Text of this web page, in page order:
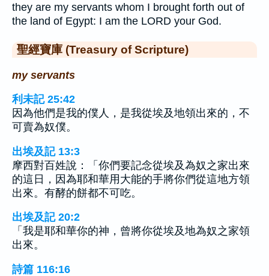
they are my servants whom I brought forth out of
the land of Egypt: I am the LORD your God.
聖經寶庫 (Treasury of Scripture)
my servants
利未記 25:42
因為他們是我的僕人，是我從埃及地領出來的，不
可賣為奴僕。
出埃及記 13:3
摩西對百姓說：「你們要記念從埃及為奴之家出來
的這日，因為耶和華用大能的手將你們從這地方領
出來。有酵的餅都不可吃。
出埃及記 20:2
「我是耶和華你的神，曾將你從埃及地為奴之家領
出來。
詩篇 116:16